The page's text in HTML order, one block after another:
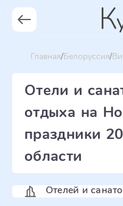
Главная Белоруссия
Отели и
отдыха на
праздники
области
Отелей и